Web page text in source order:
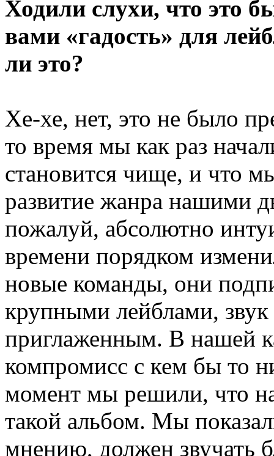
Ходили слухи, что это
вами «гадость» для
ли это?
Хе-хе, нет, это не было
то время мы как раз
становится чище, и что
развитие жанра нашими
пожалуй, абсолютно
времени порядком
новые команды, они
крупными лейблами,
приглаженным. В нашей
компромисс с кем бы то
момент мы решили, что
такой альбом. Мы
мнению, должен звучать